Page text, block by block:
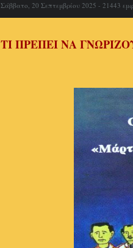
Σάββατο, 20 Σεπτεμβρίου 2025 - 21443
ΤΙ ΠΡΕΠΕΙ ΝΑ